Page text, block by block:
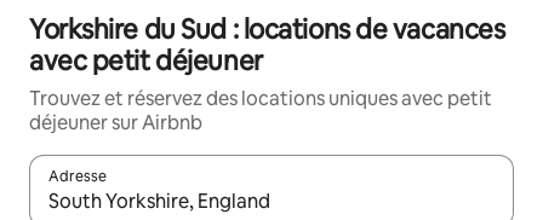
Yorkshire du Sud : locations de vacances
avec petit déjeuner
Trouvez et réservez des locations uniques avec petit
déjeuner sur Airbnb
Adresse
Lorsque les résultats s'affichent, utilisez les flèches vers le